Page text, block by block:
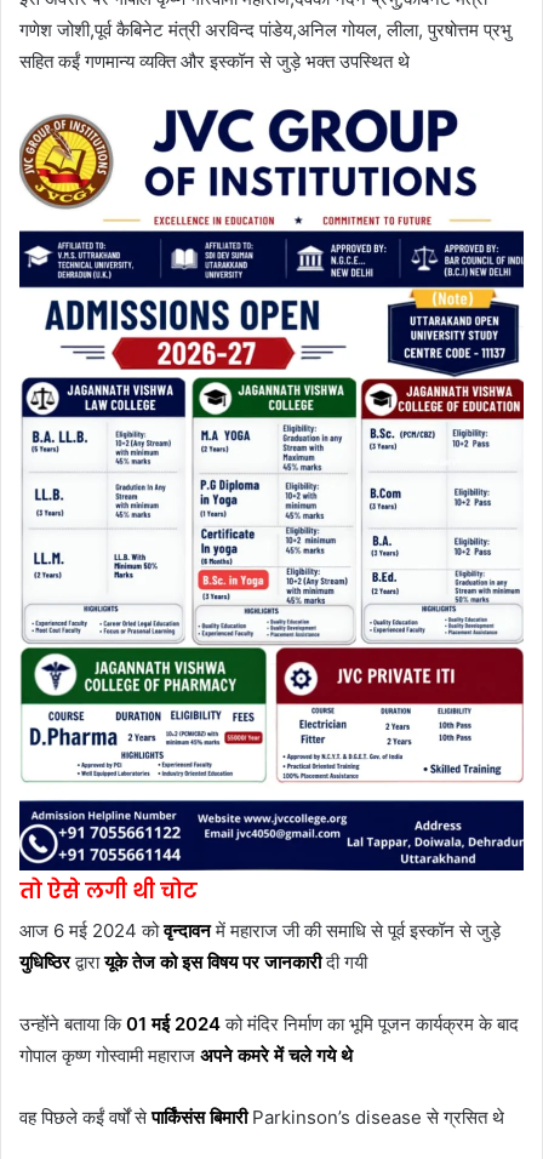
गणेश जोशी,पूर्व कैबिनेट मंत्री अरविन्द पांडेय,अनिल गोयल, लीला, पुरषोत्तम प्रभु
सहित कईं गणमान्य व्यक्ति और इस्कॉन से जुड़े भक्त उपस्थित थे
तो ऐसे लगी थी चोट
आज 6 मई 2024 कोवृन्दावनमें महाराज जी की समाधि से पूर्व इस्कॉन से जुड़े
युधिष्ठिर द्वारायूके तेज को इस विषय पर जानकारीदी गयी
उन्होंने बताया कि01 मई 2024 को मंदिर निर्माण का भूमि पूजन कार्यक्रम के बाद
गोपाल कृष्ण गोस्वामी महाराज अपने कमरे में चले गये थे
वह पिछले कईं वर्षों सेपार्किंसंस बिमारी Parkinson’s disease से ग्रसित थे